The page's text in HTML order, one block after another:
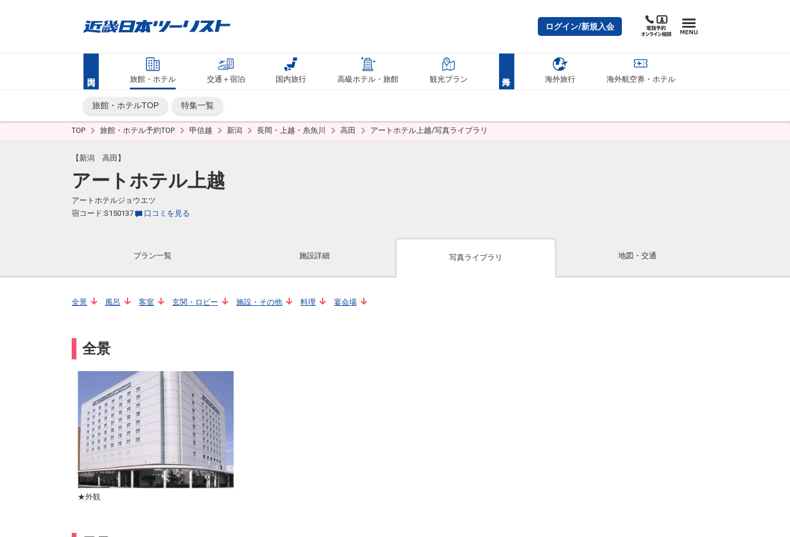
ログイン/新規入会
旅館・ホテル 交通＋宿泊 国内旅行 高級ホテル・旅館 観光プラン 海外旅行 海外航空券・ホテル
旅館・ホテルTOP 特集一覧
TOP 旅館・ホテル予約TOP 甲信越 新潟 長岡・上越・糸魚川 高田 アートホテル上越/写真ライブラリ
【新潟 高田】
アートホテル上越
アートホテルジョウエツ
宿コード:S150137
口コミを見る
プラン一覧 施設詳細 写真ライブラリ 地図・交通
全景 風呂 客室 玄関・ロビー 施設・その他 料理 宴会場
全景
★外観